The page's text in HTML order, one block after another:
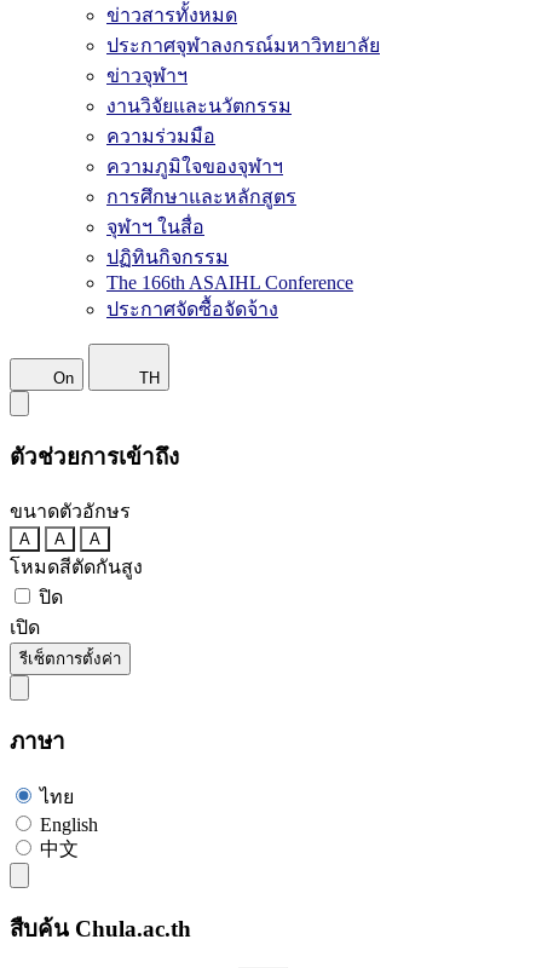
ข่าวสารทั้งหมด
ประกาศจุฬาลงกรณ์มหาวิทยาลัย
ข่าวจุฬาฯ
งานวิจัยและนวัตกรรม
ความร่วมมือ
ความภูมิใจของจุฬาฯ
การศึกษาและหลักสูตร
จุฬาฯ ในสื่อ
ปฏิทินกิจกรรม
The 166th ASAIHL Conference
ประกาศจัดซื้อจัดจ้าง
On TH
ตัวช่วยการเข้าถึง
ขนาดตัวอักษร
A A A
โหมดสีตัดกันสูง
ปิด
เปิด
รีเซ็ตการตั้งค่า
ภาษา
ไทย
English
中文
สืบค้น Chula.ac.th